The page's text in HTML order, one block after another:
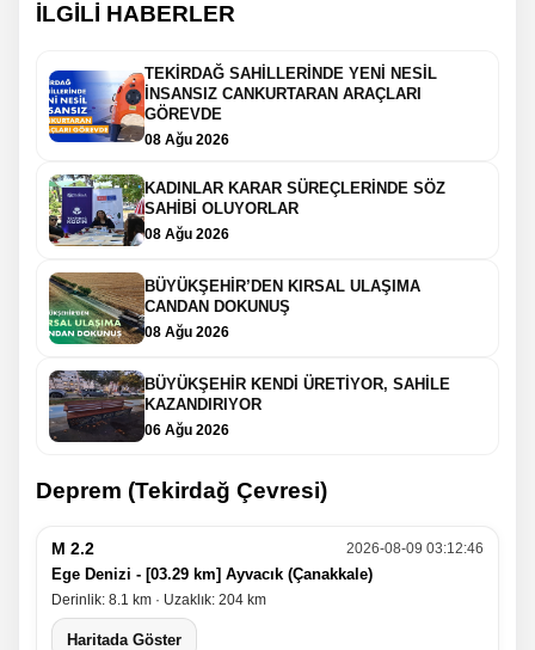
İLGİLİ HABERLER
TEKİRDAĞ SAHİLLERİNDE YENİ NESİL
İNSANSIZ CANKURTARAN ARAÇLARI
GÖREVDE
08 Ağu 2026
KADINLAR KARAR SÜREÇLERİNDE SÖZ
SAHİBİ OLUYORLAR
08 Ağu 2026
BÜYÜKŞEHİR’DEN KIRSAL ULAŞIMA
CANDAN DOKUNUŞ
08 Ağu 2026
BÜYÜKŞEHİR KENDİ ÜRETİYOR, SAHİLE
KAZANDIRIYOR
06 Ağu 2026
Deprem (Tekirdağ Çevresi)
M 2.2 2026-08-09 03:12:46
Ege Denizi - [03.29 km] Ayvacık (Çanakkale)
Derinlik: 8.1 km · Uzaklık: 204 km
Haritada Göster